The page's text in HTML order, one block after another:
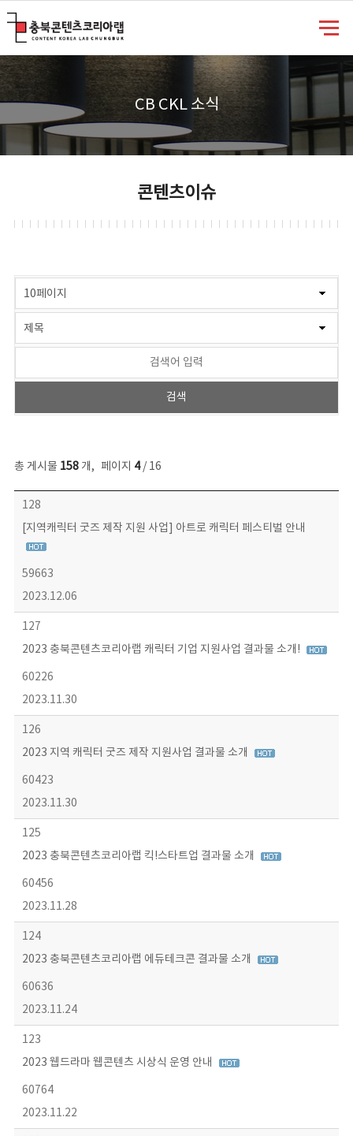
CB CKL 소식
콘텐츠이슈
총 게시물 158개, 페이지 4/ 16
콘텐츠이슈 목록 - 번호, 제목, 작성자, 파일, 조회수, 작성일 정보 제공
128
[지역캐릭터 굿즈 제작 지원 사업] 아트로 캐릭터 페스티벌 안내
59663
2023.12.06
127
2023 충북콘텐츠코리아랩 캐릭터 기업 지원사업 결과물 소개!
60226
2023.11.30
126
2023 지역 캐릭터 굿즈 제작 지원사업 결과물 소개
60423
2023.11.30
125
2023 충북콘텐츠코리아랩 킥!스타트업 결과물 소개
60456
2023.11.28
124
2023 충북콘텐츠코리아랩 에듀테크콘 결과물 소개
60636
2023.11.24
123
2023 웹드라마 웹콘텐츠 시상식 운영 안내
60764
2023.11.22